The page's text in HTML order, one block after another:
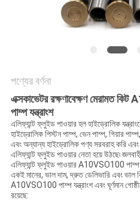
পণ্যের বর্ণনা
এক্সকাভেটর রক্ষণাবেক্ষণ মেরামত
পাম্প যন্ত্রাংশ
এলিফ্যান্ট ফ্লুইড পাওয়ার হল হাইড্রোলিক
হাইড্রোলিক পিস্টন পাম্প, ভেন পাম্প, গিয়ার
এবং অন্যান্য হাইড্রোলিক পণ্য সরবরাহ করি এবং
এলিফ্যান্ট ফ্লুইড পাওয়ার নেতা হয়ে উঠছে৷
এলিফ্যান্ট ফ্লুইড পাওয়ার A10VSO100 পাম্প
একই মানের, ভাল দাম, দ্রুত ডেলিভারি এবং
A10VSO100 পাম্প যন্ত্রাংশ এবং ঘূর্ণমান
রয়েছে: